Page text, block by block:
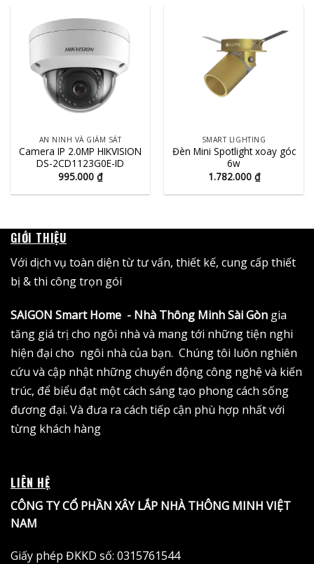
AN NINH VÀ GIÁM SÁT
Camera IP 2.0MP HIKVISION
DS-2CD1123G0E-ID
995.000 ₫
SMART LIGHTING
Đèn Mini Spotlight xoay góc
6w
1.782.000 ₫
GIỚI THIỆU
Với dịch vụ toàn diện từ tư vấn, thiết kế, cung cấp thiết
bị & thi công trọn gói
SAIGON Smart Home - Nhà Thông Minh Sài Gòn gia
tăng giá trị cho ngôi nhà và mang tới những tiện nghi
hiện đại cho ngôi nhà của bạn. Chúng tôi luôn nghiên
cứu và cập nhật những chuyển động công nghệ và kiến
trúc, để biểu đạt một cách sáng tạo phong cách sống
đương đại. Và đưa ra cách tiếp cận phù hợp nhất với
từng khách hàng
LIÊN HỆ
CÔNG TY CỔ PHẦN XÂY LẮP NHÀ THÔNG MINH VIỆT
NAM
Giấy phép ĐKKD số: 0315761544